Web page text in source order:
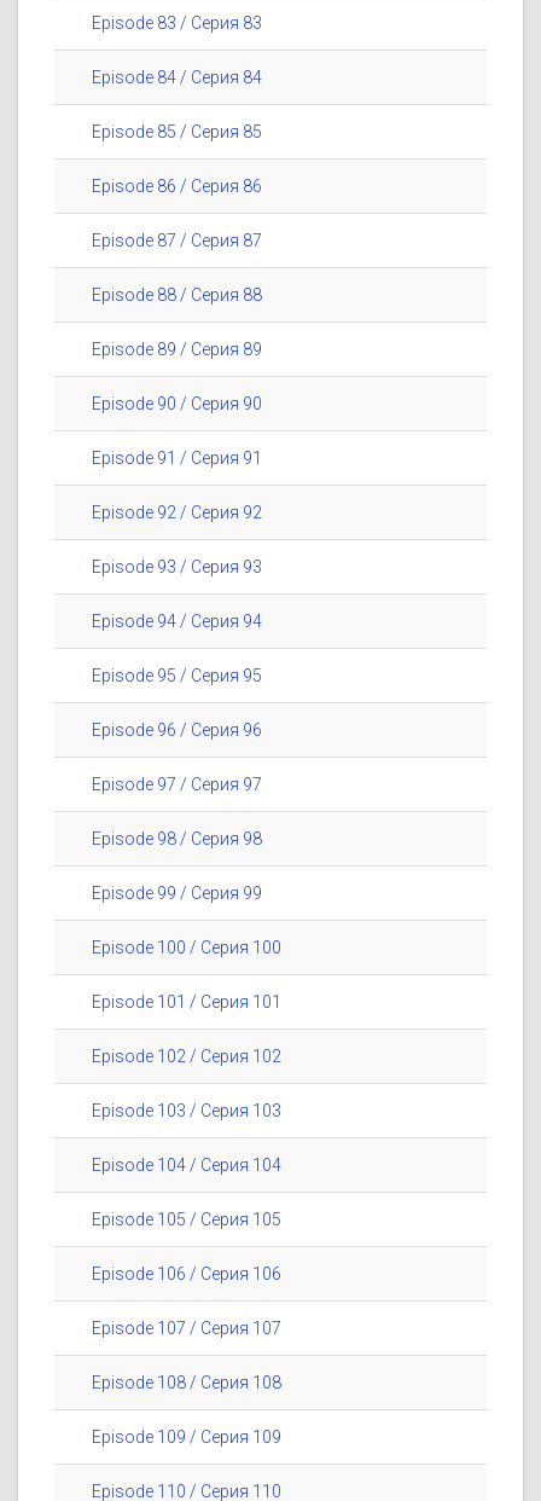
Episode 83 / Серия 83
Episode 84 / Серия 84
Episode 85 / Серия 85
Episode 86 / Серия 86
Episode 87 / Серия 87
Episode 88 / Серия 88
Episode 89 / Серия 89
Episode 90 / Серия 90
Episode 91 / Серия 91
Episode 92 / Серия 92
Episode 93 / Серия 93
Episode 94 / Серия 94
Episode 95 / Серия 95
Episode 96 / Серия 96
Episode 97 / Серия 97
Episode 98 / Серия 98
Episode 99 / Серия 99
Episode 100 / Серия 100
Episode 101 / Серия 101
Episode 102 / Серия 102
Episode 103 / Серия 103
Episode 104 / Серия 104
Episode 105 / Серия 105
Episode 106 / Серия 106
Episode 107 / Серия 107
Episode 108 / Серия 108
Episode 109 / Серия 109
Episode 110 / Серия 110